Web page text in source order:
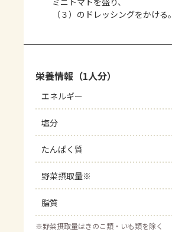
（３）のドレッシングをかける。
栄養情報（1人分）
エネルギー
塩分
たんぱく質
野菜摂取量※
脂質
※野菜摂取量はきのこ類・いも類を除く